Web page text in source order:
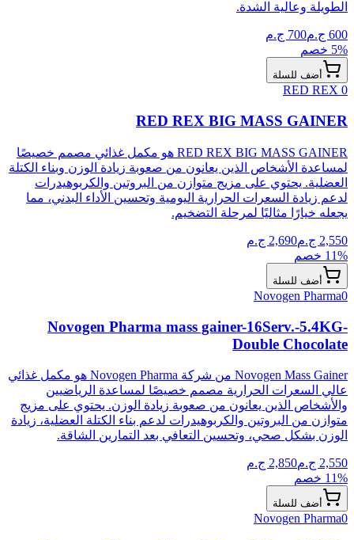
الطويلة وعالية الشدة.
600 ج.م700 ج.م
5% خصم
أضف للسلة
RED REX 0
RED REX BIG MASS GAINER
RED REX BIG MASS GAINER هو مكمل غذائي مصمم خصيصًا
لمساعدة الأشخاص الذين يعانون من صعوبة زيادة الوزن وبناء الكتلة
العضلية. يحتوي على مزيج متوازن من البروتين والكربوهيدرات
لدعم زيادة السعرات الحرارية اليومية وتحسين الأداء البدني، مما
يجعله خيارًا مثاليًا لمرحلة التضخيم.
2,550 ج.م2,690 ج.م
11% خصم
أضف للسلة
Novogen Pharma0
Novogen Pharma mass gainer-16Serv.-5.4KG-
Double Chocolate
Novogen Mass Gainer من شركة Novogen Pharma هو مكمل غذائي
عالي السعرات الحرارية مصمم خصيصًا لمساعدة الرياضيين
والأشخاص الذين يعانون من صعوبة زيادة الوزن. يحتوي على مزيج
متوازن من البروتين والكربوهيدرات لدعم بناء الكتلة العضلية، زيادة
الوزن بشكل صحي، وتحسين التعافي بعد التمارين الشاقة.
2,550 ج.م2,850 ج.م
11% خصم
أضف للسلة
Novogen Pharma0